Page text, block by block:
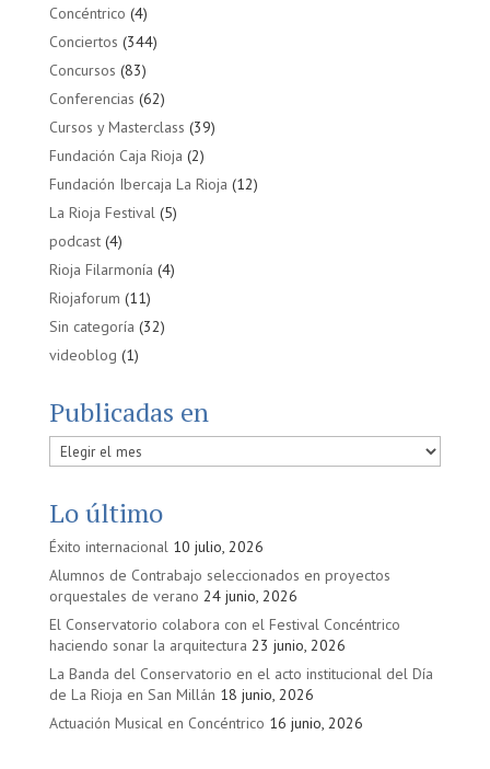
Concéntrico (4)
Conciertos (344)
Concursos (83)
Conferencias (62)
Cursos y Masterclass (39)
Fundación Caja Rioja (2)
Fundación Ibercaja La Rioja (12)
La Rioja Festival(5)
podcast(4)
Rioja Filarmonía (4)
Riojaforum (11)
Sin categoría (32)
videoblog (1)
Publicadas en
Publicadas
en
Lo último
Éxito internacional 10 julio, 2026
Alumnos de Contrabajo seleccionados en proyectos
orquestales de verano 24 junio, 2026
El Conservatorio colabora con el Festival Concéntrico
haciendo sonar la arquitectura 23 junio, 2026
La Banda del Conservatorio en el acto institucional del Día
de La Rioja en San Millán 18 junio, 2026
Actuación Musical en Concéntrico 16 junio, 2026